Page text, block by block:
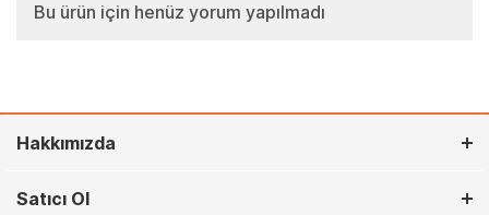
Bu ürün için henüz yorum yapılmadı
Hakkımızda
Satıcı Ol